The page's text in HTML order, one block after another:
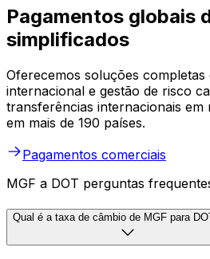
Pagamentos globais
simplificados
Oferecemos soluções completas
internacional e gestão de risco
transferências internacionais em
em mais de 190 países.
Pagamentos comerciais
MGF a DOT perguntas
Qual é a taxa de câmbio de MGF para